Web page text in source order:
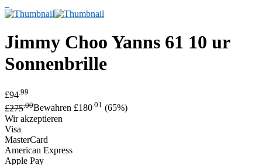
Jimmy Choo Yanns 61 10 ur
Sonnenbrille
£94 .99
£275.00Bewahren £180.01 (65%)
Wir akzeptieren
Visa
MasterCard
American Express
Apple Pay